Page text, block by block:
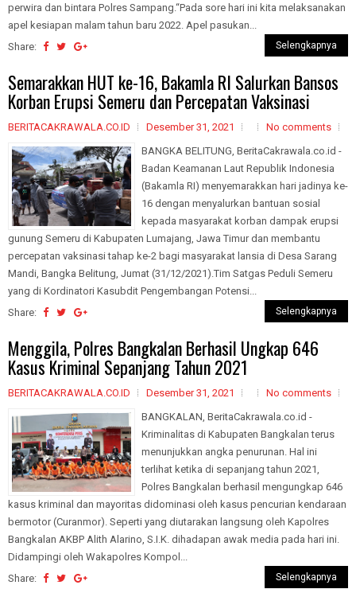
perwira dan bintara Polres Sampang.“Pada sore hari ini kita melaksanakan
apel kesiapan malam tahun baru 2022. Apel pasukan...
Share:
Selengkapnya
Semarakkan HUT ke-16, Bakamla RI Salurkan Bansos
Korban Erupsi Semeru dan Percepatan Vaksinasi
BERITACAKRAWALA.CO.ID Desember 31, 2021
No comments
BANGKA BELITUNG, BeritaCakrawala.co.id -
Badan Keamanan Laut Republik Indonesia
(Bakamla RI) menyemarakkan hari jadinya ke-
16 dengan menyalurkan bantuan sosial
kepada masyarakat korban dampak erupsi
gunung Semeru di Kabupaten Lumajang, Jawa Timur dan membantu
percepatan vaksinasi tahap ke-2 bagi masyarakat lansia di Desa Sarang
Mandi, Bangka Belitung, Jumat (31/12/2021).Tim Satgas Peduli Semeru
yang di Kordinatori Kasubdit Pengembangan Potensi...
Share:
Selengkapnya
Menggila, Polres Bangkalan Berhasil Ungkap 646
Kasus Kriminal Sepanjang Tahun 2021
BERITACAKRAWALA.CO.ID Desember 31, 2021
No comments
BANGKALAN, BeritaCakrawala.co.id -
Kriminalitas di Kabupaten Bangkalan terus
menunjukkan angka penurunan. Hal ini
terlihat ketika di sepanjang tahun 2021,
Polres Bangkalan berhasil mengungkap 646
kasus kriminal dan mayoritas didominasi oleh kasus pencurian kendaraan
bermotor (Curanmor). Seperti yang diutarakan langsung oleh Kapolres
Bangkalan AKBP Alith Alarino, S.I.K. dihadapan awak media pada hari ini.
Didampingi oleh Wakapolres Kompol...
Share:
Selengkapnya